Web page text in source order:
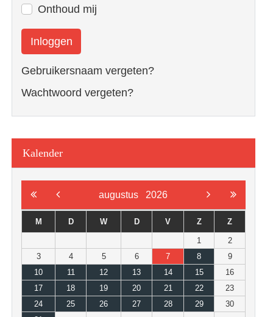
Onthoud mij
Inloggen
Gebruikersnaam vergeten?
Wachtwoord vergeten?
Kalender
augustus 2026
M D W D V Z Z
1
2
3
4 5 6 7 8
9
10
11 12 13 14 15
16
17
18 19 20 21 22
23
24
25 26 27 28 29
30